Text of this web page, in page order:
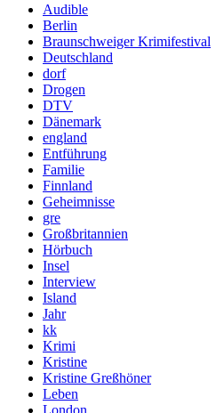
Audible
Berlin
Braunschweiger Krimifestival
Deutschland
dorf
Drogen
DTV
Dänemark
england
Entführung
Familie
Finnland
Geheimnisse
gre
Großbritannien
Hörbuch
Insel
Interview
Island
Jahr
kk
Krimi
Kristine
Kristine Greßhöner
Leben
London